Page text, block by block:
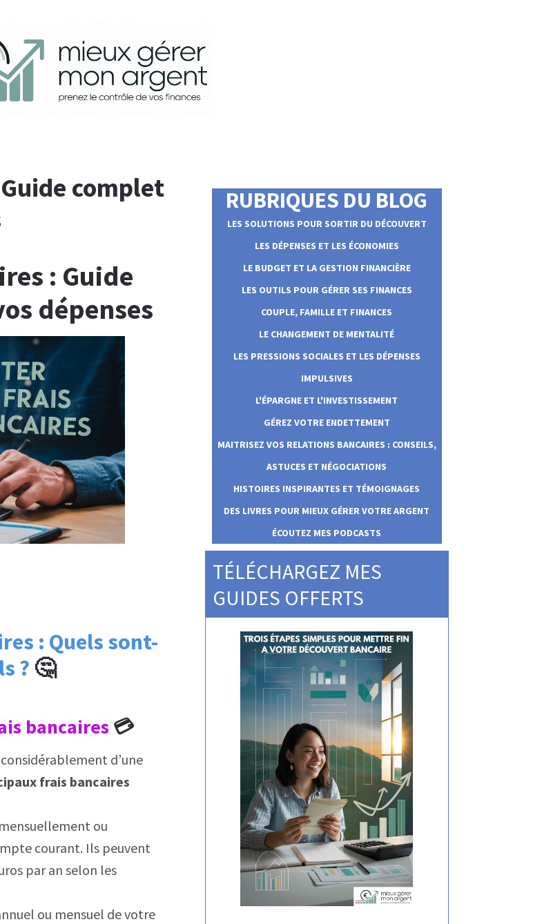
complet
: Guide
dépenses
: Quels sont-
? 🤔
bancaires💳
d’une
frais bancaires
ou
courant. Ils peuvent
par an selon les
ou mensuel de votre
RUBRIQUES DU BLOG
LES SOLUTIONS POUR SORTIR DU DÉCOUVERT
LES DÉPENSES ET LES ÉCONOMIES
LE BUDGET ET LA GESTION FINANCIÈRE
LES OUTILS POUR GÉRER SES FINANCES
COUPLE, FAMILLE ET FINANCES
LE CHANGEMENT DE MENTALITÉ
LES PRESSIONS SOCIALES ET LES DÉPENSES
IMPULSIVES
L'ÉPARGNE ET L'INVESTISSEMENT
GÉREZ VOTRE ENDETTEMENT
MAITRISEZ VOS RELATIONS BANCAIRES : CONSEILS,
ASTUCES ET NÉGOCIATIONS
HISTOIRES INSPIRANTES ET TÉMOIGNAGES
DES LIVRES POUR MIEUX GÉRER VOTRE ARGENT
ÉCOUTEZ MES PODCASTS
TÉLÉCHARGEZ MES
GUIDES OFFERTS